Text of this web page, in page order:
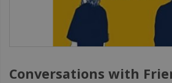
Conversations with